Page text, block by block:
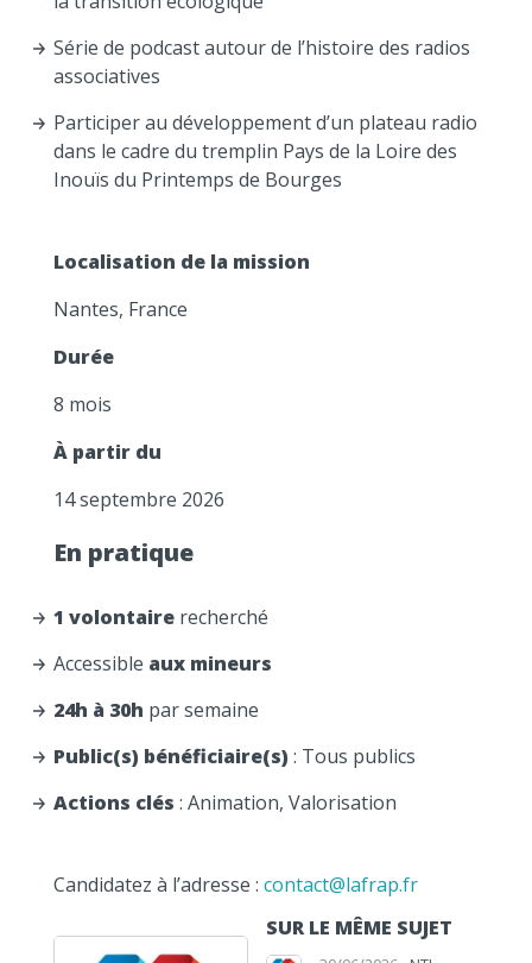
Série de podcast autour de l’histoire des radios
associatives
Participer au développement d’un plateau radio
dans le cadre du tremplin Pays de la Loire des
Inouïs du Printemps de Bourges
Localisation de la mission
Nantes, France
Durée
8 mois
À partir du
14 septembre 2026
En pratique
1 volontairerecherché
Accessible aux mineurs
24h à 30h par semaine
Public(s) bénéficiaire(s) : Tous publics
Actions clés : Animation, Valorisation
Candidatez à l’adresse : contact@lafrap.fr
SUR LE MÊME SUJET